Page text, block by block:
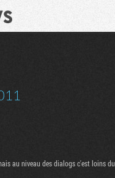
au niveau des dialogs c'est loins